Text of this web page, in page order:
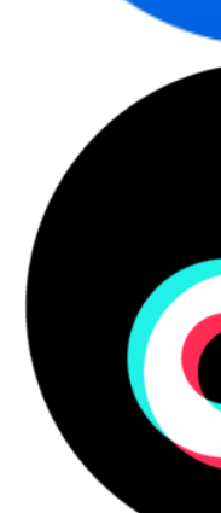
Khả Năng Mở Rộng
Lenovo ThinkCentre
khe cắm mở rộng, cho
trong tương lai. Với 2 khe
nâng cấp RAM hoặc
tổng thể của máy. Điều
đang phát triển và có
Với hiệu suất ổn định,
nối đa dạng và giá cả hợp
12JB001EVA
thực sự là
vừa và nhỏ. Nếu bạn
cậy cho công việc hàng
thất vọng.
Hãy liên hệ với chúng tôi
bàn Lenovo
có thể hỗ trợ doanh